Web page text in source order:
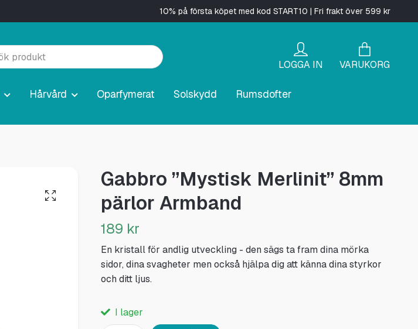
10% på första köpet med kod START10 | Fri frakt över 599 kr
LOGGA IN VARUKORG
Hårvård Oparfymerat Solskydd
Rumsdofter
Gabbro ”Mystisk Merlinit” 8mm
pärlor Armband
189 kr
En kristall för andlig utveckling - den sägs ta fram dina mörka
sidor, dina svagheter men också hjälpa dig att känna dina styrkor
och ditt ljus.
I lager